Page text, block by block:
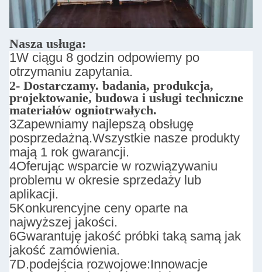
Nasza usługa:
1W ciągu 8 godzin odpowiemy po
otrzymaniu zapytania.
2- Dostarczamy. badania, produkcja,
projektowanie, budowa i usługi techniczne
materiałów ogniotrwałych.
3Zapewniamy najlepszą obsługę
posprzedażną.Wszystkie nasze produkty
mają 1 rok gwarancji.
4Oferując wsparcie w rozwiązywaniu
problemu w okresie sprzedaży lub
aplikacji.
5Konkurencyjne ceny oparte na
najwyższej jakości.
6Gwarantuję jakość próbki taką samą jak
jakość zamówienia.
7D.podejścia rozwojowe:Innowacje